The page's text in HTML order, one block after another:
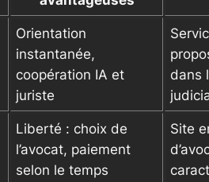
Orientation
instantanée,
coopération IA et
juriste
dans
Liberté : choix de
l’avocat, paiement
selon le temps
Site